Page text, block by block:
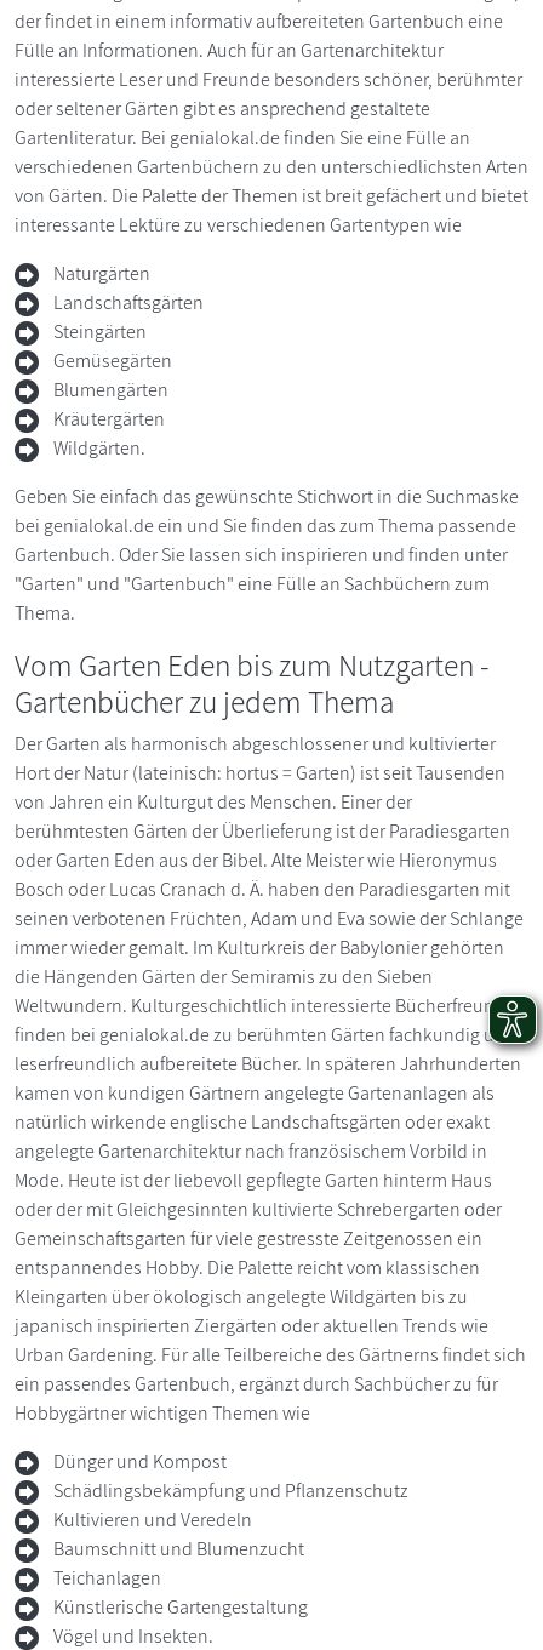
der findet in einem informativ aufbereiteten Gartenbuch eine
Fülle an Informationen. Auch für an Gartenarchitektur
interessierte Leser und Freunde besonders schöner, berühmter
oder seltener Gärten gibt es ansprechend gestaltete
Gartenliteratur. Bei genialokal.de finden Sie eine Fülle an
verschiedenen Gartenbüchern zu den unterschiedlichsten Arten
von Gärten. Die Palette der Themen ist breit gefächert und bietet
interessante Lektüre zu verschiedenen Gartentypen wie
Naturgärten
Landschaftsgärten
Steingärten
Gemüsegärten
Blumengärten
Kräutergärten
Wildgärten.
Geben Sie einfach das gewünschte Stichwort in die Suchmaske
bei genialokal.de ein und Sie finden das zum Thema passende
Gartenbuch. Oder Sie lassen sich inspirieren und finden unter
"Garten" und "Gartenbuch" eine Fülle an Sachbüchern zum
Thema.
Vom Garten Eden bis zum Nutzgarten -
Gartenbücher zu jedem Thema
Der Garten als harmonisch abgeschlossener und kultivierter
Hort der Natur (lateinisch: hortus = Garten) ist seit Tausenden
von Jahren ein Kulturgut des Menschen. Einer der
berühmtesten Gärten der Überlieferung ist der Paradiesgarten
oder Garten Eden aus der Bibel. Alte Meister wie Hieronymus
Bosch oder Lucas Cranach d. Ä. haben den Paradiesgarten mit
seinen verbotenen Früchten, Adam und Eva sowie der Schlange
immer wieder gemalt. Im Kulturkreis der Babylonier gehörten
die Hängenden Gärten der Semiramis zu den Sieben
Weltwundern. Kulturgeschichtlich interessierte Bücherfreunde
finden bei genialokal.de zu berühmten Gärten fachkundig und
leserfreundlich aufbereitete Bücher. In späteren Jahrhunderten
kamen von kundigen Gärtnern angelegte Gartenanlagen als
natürlich wirkende englische Landschaftsgärten oder exakt
angelegte Gartenarchitektur nach französischem Vorbild in
Mode. Heute ist der liebevoll gepflegte Garten hinterm Haus
oder der mit Gleichgesinnten kultivierte Schrebergarten oder
Gemeinschaftsgarten für viele gestresste Zeitgenossen ein
entspannendes Hobby. Die Palette reicht vom klassischen
Kleingarten über ökologisch angelegte Wildgärten bis zu
japanisch inspirierten Ziergärten oder aktuellen Trends wie
Urban Gardening. Für alle Teilbereiche des Gärtnerns findet sich
ein passendes Gartenbuch, ergänzt durch Sachbücher zu für
Hobbygärtner wichtigen Themen wie
Dünger und Kompost
Schädlingsbekämpfung und Pflanzenschutz
Kultivieren und Veredeln
Baumschnitt und Blumenzucht
Teichanlagen
Künstlerische Gartengestaltung
Vögel und Insekten.